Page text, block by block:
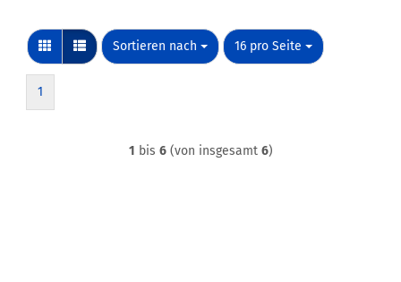
Sortieren nach
Sortieren nach 16 pro Seite
pro Seite
1
1 bis 6(von insgesamt 6)